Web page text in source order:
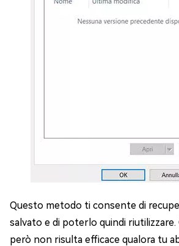
Questo metodo ti consente di
salvato e di poterlo quindi
però non risulta efficace qualora tu